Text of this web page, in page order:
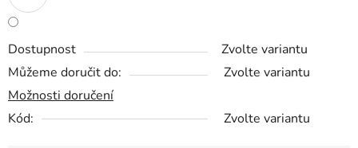
Dostupnost
Zvolte variantu
Můžeme doručit do:
Zvolte variantu
Možnosti doručení
Kód:
Zvolte variantu